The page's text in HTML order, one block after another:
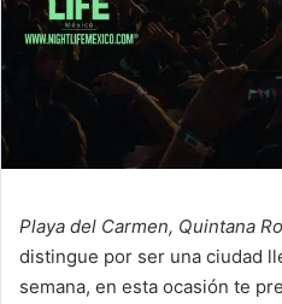
Playa del Carmen, Quintana
distingue por ser una ciudad
semana, en esta ocasión te